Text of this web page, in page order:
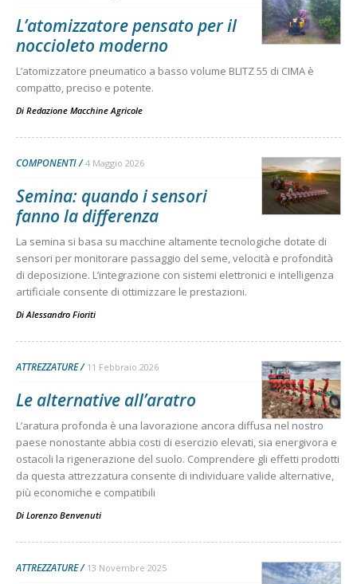
L’atomizzatore pensato per il
noccioleto moderno
L’atomizzatore pneumatico a basso volume BLITZ 55 di CIMA è
compatto, preciso e potente.
Di Redazione Macchine Agricole
COMPONENTI 4 Maggio 2026
Semina: quando i sensori
fanno la differenza
La semina si basa su macchine altamente tecnologiche dotate di
sensori per monitorare passaggio del seme, velocità e profondità
di deposizione. L’integrazione con sistemi elettronici e intelligenza
artificiale consente di ottimizzare le prestazioni.
Di Alessandro Fioriti
ATTREZZATURE 11 Febbraio 2026
Le alternative all’aratro
L’aratura profonda è una lavorazione ancora diffusa nel nostro
paese nonostante abbia costi di esercizio elevati, sia energivora e
ostacoli la rigenerazione del suolo. Comprendere gli effetti prodotti
da questa attrezzatura consente di individuare valide alternative,
più economiche e compatibili
Di Lorenzo Benvenuti
ATTREZZATURE 13 Novembre 2025